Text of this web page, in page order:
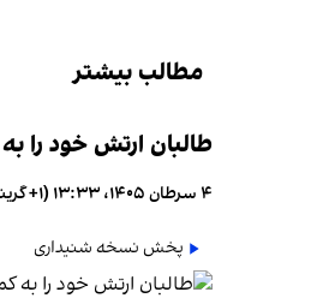
مطالب بیشتر
طالبان ارتش خود را
۴ سرطان ۱۴۰۵، ۱۳:۳۳ (‎+۱ گرینویچ)
پخش نسخه شنیداری